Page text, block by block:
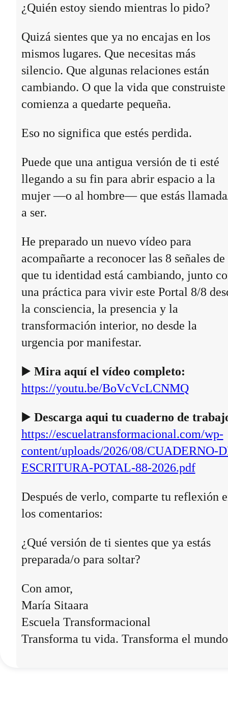
¿Quién estoy siendo mientras lo pido?
Quizá sientes que ya no encajas en los
mismos lugares. Que necesitas más
silencio. Que algunas relaciones están
cambiando. O que la vida que construiste
comienza a quedarte pequeña.
Eso no significa que estés perdida.
Puede que una antigua versión de ti esté
llegando a su fin para abrir espacio a la
mujer —o al hombre— que estás
a ser.
He preparado un nuevo vídeo para
acompañarte a reconocer las 8 señales de
que tu identidad está cambiando, junto
una práctica para vivir este Portal 8/8
la consciencia, la presencia y la
transformación interior, no desde la
urgencia por manifestar.
▶️ Mira aquí el vídeo completo:
https://youtu.be/BoVcVcLCNMQ
▶️ Descarga aqui tu cuaderno de
https://escuelatransformacional.com/wp-
content/uploads/2026/08/CUADERNO-
ESCRITURA-POTAL-88-2026.pdf
Después de verlo, comparte tu reflexión
los comentarios:
¿Qué versión de ti sientes que ya estás
preparada/o para soltar?
Con amor,
María Sitaara
Escuela Transformacional
Transforma tu vida. Transforma el